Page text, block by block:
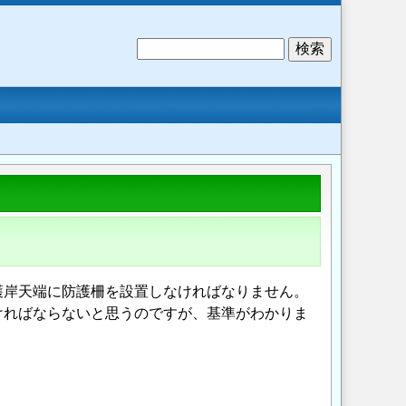
天端に防護柵を設置しなければなりません。
ばならないと思うのですが、基準がわかりま